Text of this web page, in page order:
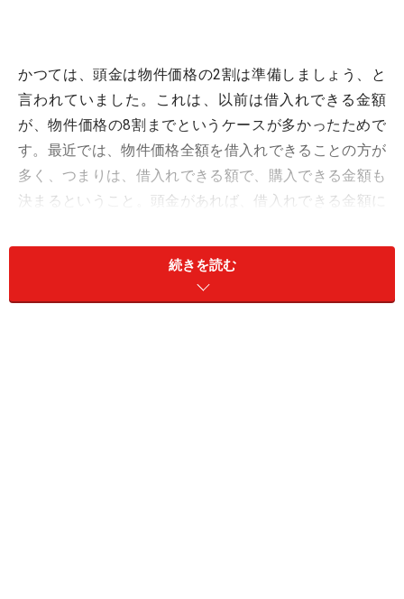
かつては、頭金は物件価格の2割は準備しましょう、と
言われていました。これは、以前は借入れできる金額
が、物件価格の8割までというケースが多かったためで
す。最近では、物件価格全額を借入れできることの方が
多く、つまりは、借入れできる額で、購入できる金額も
決まるということ。頭金があれば、借入れできる金額に
ます。
さて、ここで注意したいのは、借りれる金額の考え方。
続きを読む